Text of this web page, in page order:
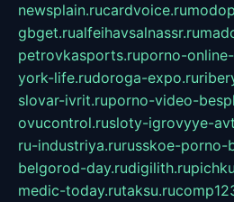
newsplain.rucardvoice.ru
gbget.rualfeihavsalnassr.ru
petrovkasports.ruporno-
york-life.rudoroga-expo.ru
slovar-ivrit.ruporno-video-
ovucontrol.rusloty-igrovyye-
ru-industriya.rurusskoe-porno-
belgorod-day.rudigilith.ru
medic-today.rutaksu.ru